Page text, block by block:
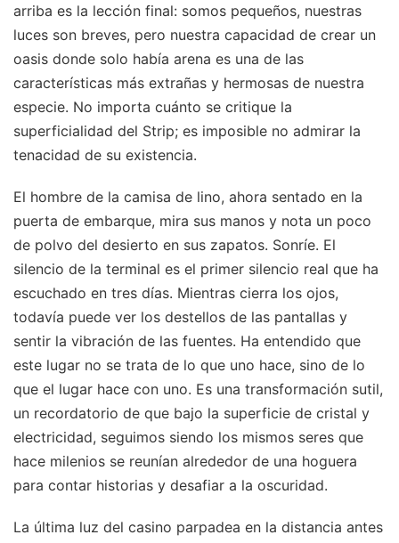
arriba es la lección final: somos pequeños, nuestras
luces son breves, pero nuestra capacidad de crear un
oasis donde solo había arena es una de las
características más extrañas y hermosas de nuestra
especie. No importa cuánto se critique la
superficialidad del Strip; es imposible no admirar la
tenacidad de su existencia.
El hombre de la camisa de lino, ahora sentado en la
puerta de embarque, mira sus manos y nota un poco
de polvo del desierto en sus zapatos. Sonríe. El
silencio de la terminal es el primer silencio real que ha
escuchado en tres días. Mientras cierra los ojos,
todavía puede ver los destellos de las pantallas y
sentir la vibración de las fuentes. Ha entendido que
este lugar no se trata de lo que uno hace, sino de lo
que el lugar hace con uno. Es una transformación sutil,
un recordatorio de que bajo la superficie de cristal y
electricidad, seguimos siendo los mismos seres que
hace milenios se reunían alrededor de una hoguera
para contar historias y desafiar a la oscuridad.
La última luz del casino parpadea en la distancia antes